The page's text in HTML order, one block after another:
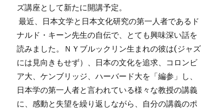
ズ講座として新たに開講予定。
最近、日本文学と日本文化研究の第一人者であるド
ナルド・キーン先生の自伝で、とても興味深い話を
読みました。ＮＹブルックリン生まれの彼は(ジャズ
には見向きもせず）、日本の文化を追求、コロンビ
ア大、ケンブリッジ、ハーバード大を「編参」し、
日本学の第一人者と言われている様々な教授の講義
に、感動と失望を繰り返しながら、自分の講義のポ